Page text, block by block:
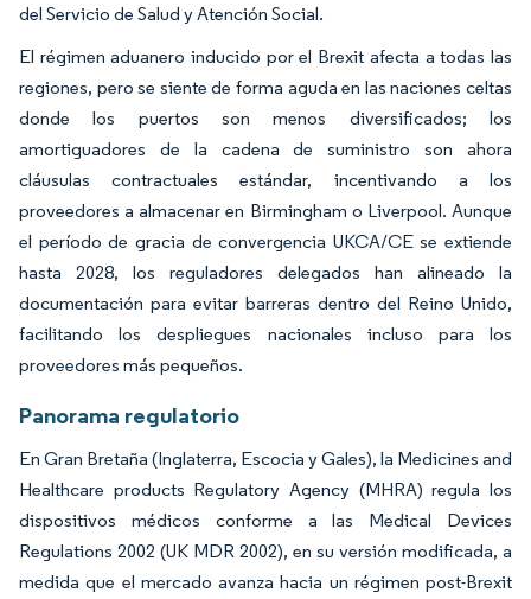
del Servicio de Salud y Atención Social.
El régimen aduanero inducido por el Brexit afecta a todas las
regiones, pero se siente de forma aguda en las naciones celtas
donde los puertos son menos diversificados; los
amortiguadores de la cadena de suministro son ahora
cláusulas contractuales estándar, incentivando a los
proveedores a almacenar en Birmingham o Liverpool. Aunque
el período de gracia de convergencia UKCA/CE se extiende
hasta 2028, los reguladores delegados han alineado la
documentación para evitar barreras dentro del Reino Unido,
facilitando los despliegues nacionales incluso para los
proveedores más pequeños.
Panorama regulatorio
En Gran Bretaña (Inglaterra, Escocia y Gales), la Medicines and
Healthcare products Regulatory Agency (MHRA) regula los
dispositivos médicos conforme a las Medical Devices
Regulations 2002 (UK MDR 2002), en su versión modificada, a
medida que el mercado avanza hacia un régimen post-Brexit